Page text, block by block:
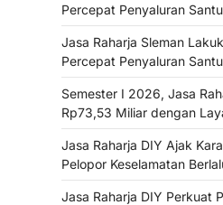
Percepat Penyaluran
Jasa Raharja Sleman
Percepat Penyaluran
Semester I 2026, Jasa
Rp73,53 Miliar dengan
Jasa Raharja DIY Ajak
Pelopor Keselamatan
Jasa Raharja DIY Perkuat